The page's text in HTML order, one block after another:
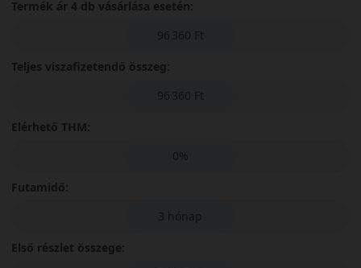
Termék ár 4 db vásárlása esetén:
96 360 Ft
Teljes viszafizetendő összeg:
96 360 Ft
Elérhető THM:
0%
Futamidő:
3 hónap
Első részlet összege: